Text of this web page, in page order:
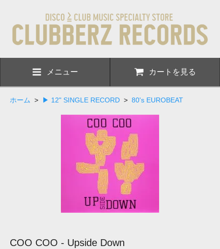
メニュー カートを見る
ホーム > ▶ 12" SINGLE RECORD > 80's EUROBEAT
COO COO - Upside Down